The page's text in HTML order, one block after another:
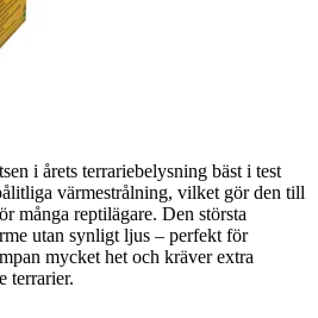
i årets terrariebelysning bäst i test
värmestrålning, vilket gör den till
många reptilägare. Den största
utan synligt ljus – perfekt för
mycket het och kräver extra
terrarier.